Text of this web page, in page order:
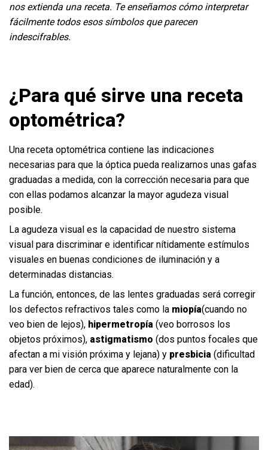
nos extienda una receta. Te enseñamos cómo interpretar
fácilmente todos esos símbolos que parecen
indescifrables.
¿Para qué sirve una receta
optométrica?
Una receta optométrica contiene las indicaciones
necesarias para que la óptica pueda realizarnos unas gafas
graduadas a medida, con la corrección necesaria para que
con ellas podamos alcanzar la mayor agudeza visual
posible.
La agudeza visual es la capacidad de nuestro sistema
visual para discriminar e identificar nítidamente estímulos
visuales en buenas condiciones de iluminación y a
determinadas distancias.
La función, entonces, de las lentes graduadas será corregir
los defectos refractivos tales como la miopía(cuando no
veo bien de lejos), hipermetropía (veo borrosos los
objetos próximos), astigmatismo (dos puntos focales que
afectan a mi visión próxima y lejana) y presbicia (dificultad
para ver bien de cerca que aparece naturalmente con la
edad).